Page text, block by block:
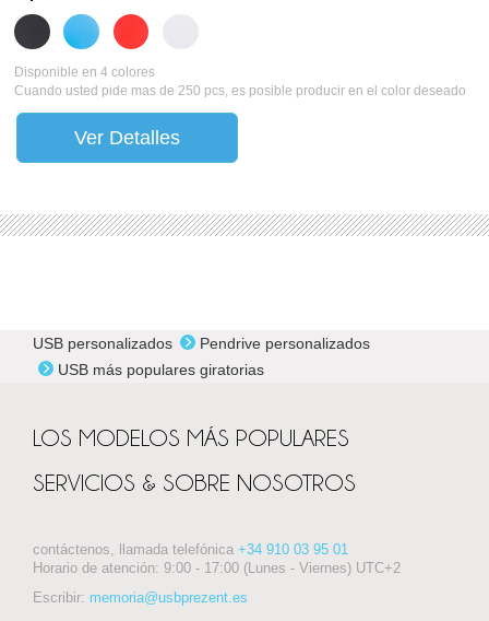
Disponible en 4 colores
Cuando usted pide mas de 250 pcs, es posible producir en el color deseado
Ver Detalles
USB personalizados
Pendrive personalizados
USB más populares giratorias
LOS MODELOS MÁS POPULARES
SERVICIOS & SOBRE NOSOTROS
contáctenos, llamada telefónica +34 910 03 95 01
Horario de atención: 9:00 - 17:00 (Lunes - Viernes) UTC+2
Escribir: memoria@usbprezent.es